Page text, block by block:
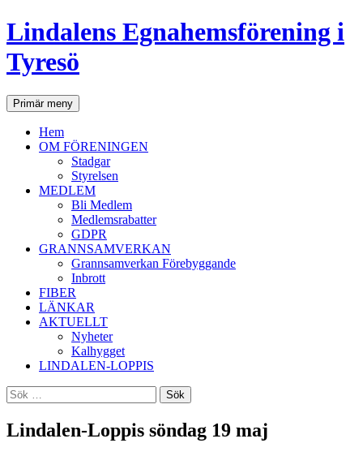
Lindalens Egnahemsförening i
Tyresö
SökPrimär meny Hoppa
till
Hem
OM FÖRENINGEN
Stadgar
Styrelsen
MEDLEM
Bli Medlem
Medlemsrabatter
GDPR
GRANNSAMVERKAN
Grannsamverkan Förebyggande
Inbrott
FIBER
LÄNKAR
AKTUELLT
Nyheter
Kalhygget
LINDALEN-LOPPIS
Sök
efter:
Lindalen-Loppis söndag 19 maj